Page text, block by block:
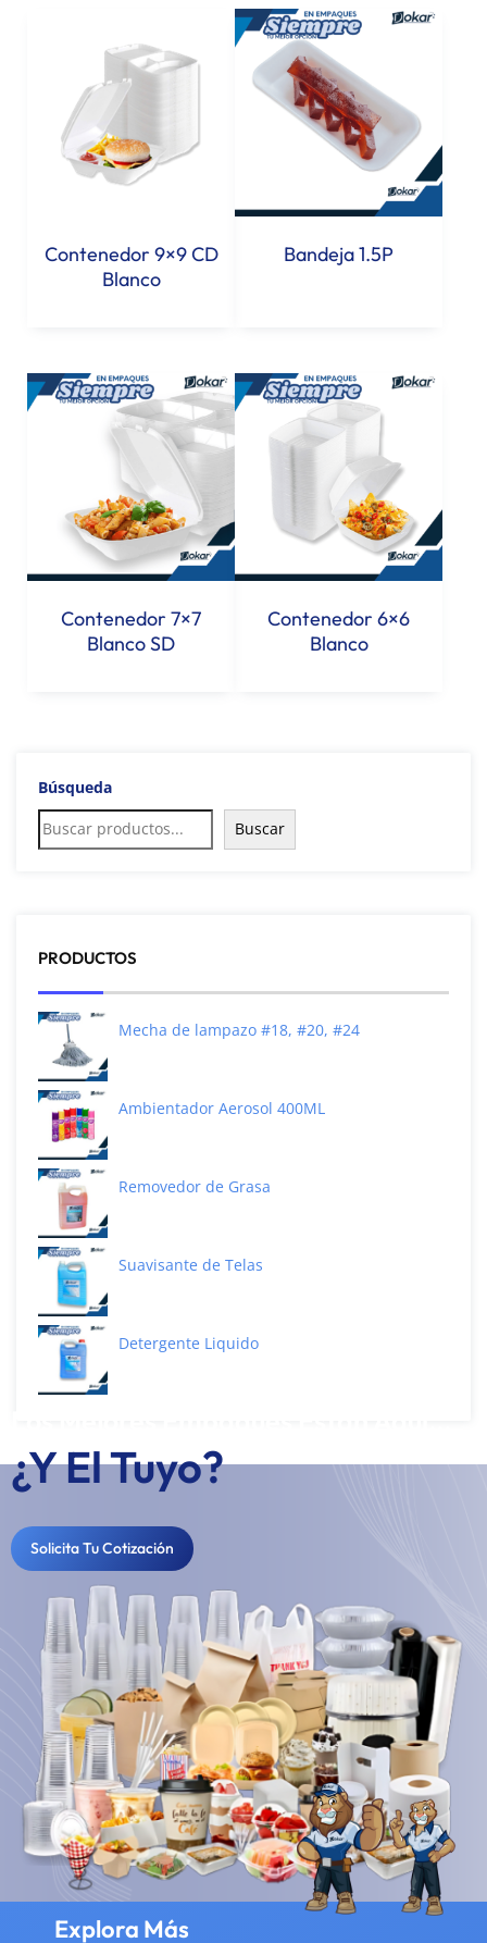
Contenedor 9×9 CD
Blanco
Bandeja 1.5P
Contenedor 7×7
Blanco SD
Contenedor 6×6
Blanco
Búsqueda
Buscar
PRODUCTOS
Mecha de lampazo #18, #20, #24
Ambientador Aerosol 400ML
Removedor de Grasa
Suavisante de Telas
Detergente Liquido
¿Y El Tuyo?
Solicita Tu Cotización
Explora Más